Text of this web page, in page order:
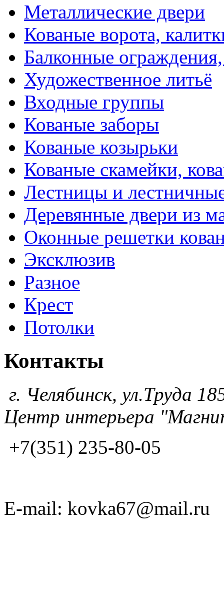
Металлические двери
Кованые ворота,
Балконные
Художественное литьё
Входные группы
Кованые заборы
Кованые козырьки
Кованые скамейки,
Лестницы и
Деревянные двери из
Оконные решетки
Эксклюзив
Разное
Крест
Потолки
Контакты
г. Челябинск, ул.Труда
Центр интерьера
+7(351) 235-80-05
E-mail: kovka67@mail.ru